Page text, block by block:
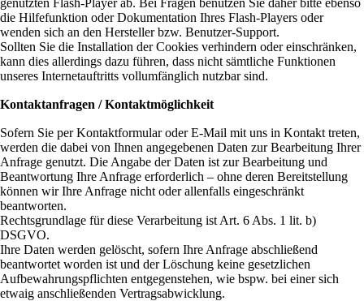
die Hilfefunktion oder Dokumentation Ihres Flash-Players oder
wenden sich an den Hersteller bzw. Benutzer-Support.
Sollten Sie die Installation der Cookies verhindern oder einschränken,
kann dies allerdings dazu führen, dass nicht sämtliche Funktionen
unseres Internetauftritts vollumfänglich nutzbar sind.
Kontaktanfragen / Kontaktmöglichkeit
Sofern Sie per Kontaktformular oder E-Mail mit uns in Kontakt treten,
werden die dabei von Ihnen angegebenen Daten zur Bearbeitung Ihrer
Anfrage genutzt. Die Angabe der Daten ist zur Bearbeitung und
Beantwortung Ihre Anfrage erforderlich – ohne deren Bereitstellung
können wir Ihre Anfrage nicht oder allenfalls eingeschränkt
beantworten.
Rechtsgrundlage für diese Verarbeitung ist Art. 6 Abs. 1 lit. b)
DSGVO.
Ihre Daten werden gelöscht, sofern Ihre Anfrage abschließend
beantwortet worden ist und der Löschung keine gesetzlichen
Aufbewahrungspflichten entgegenstehen, wie bspw. bei einer sich
etwaig anschließenden Vertragsabwicklung.